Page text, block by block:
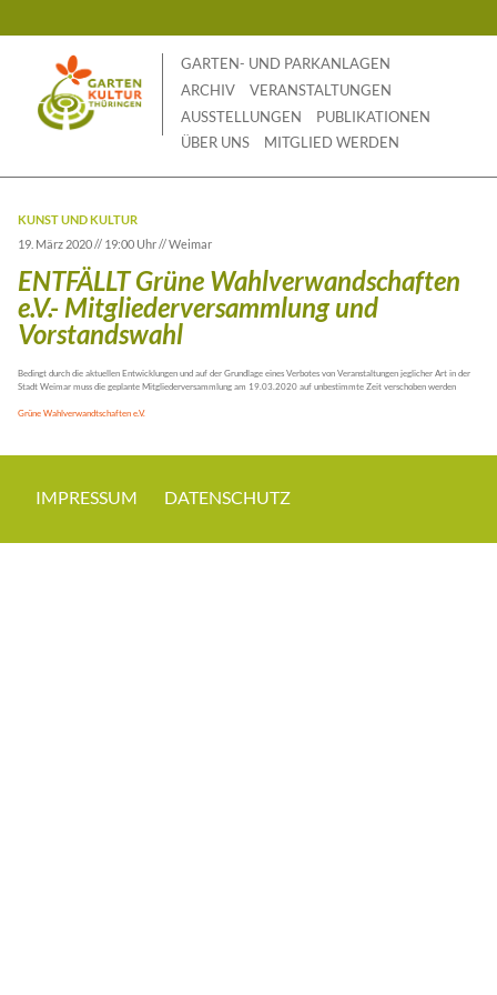
GARTEN- UND PARKANLAGEN
ARCHIV
VERANSTALTUNGEN
AUSSTELLUNGEN
PUBLIKATIONEN
ÜBER UNS
MITGLIED WERDEN
KUNST UND KULTUR
19. März 2020 // 19:00 Uhr // Weimar
ENTFÄLLT Grüne Wahlverwandschaften
e.V.- Mitgliederversammlung und
Vorstandswahl
Bedingt durch die aktuellen Entwicklungen und auf der Grundlage eines Verbotes von Veranstaltungen jeglicher Art in der
Stadt Weimar muss die geplante Mitgliederversammlung am 19.03.2020 auf unbestimmte Zeit verschoben werden
Grüne Wahlverwandtschaften e.V.
IMPRESSUM DATENSCHUTZ